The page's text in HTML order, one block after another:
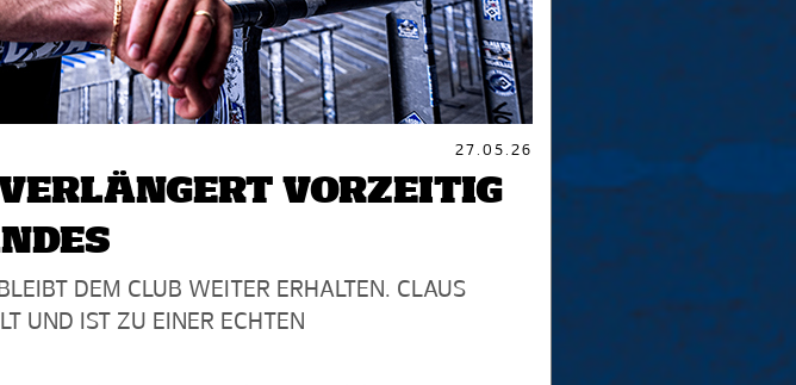
27.05.26
VORZEITIG
DEM CLUB WEITER ERHALTEN. CLAUS
UND IST ZU EINER ECHTEN